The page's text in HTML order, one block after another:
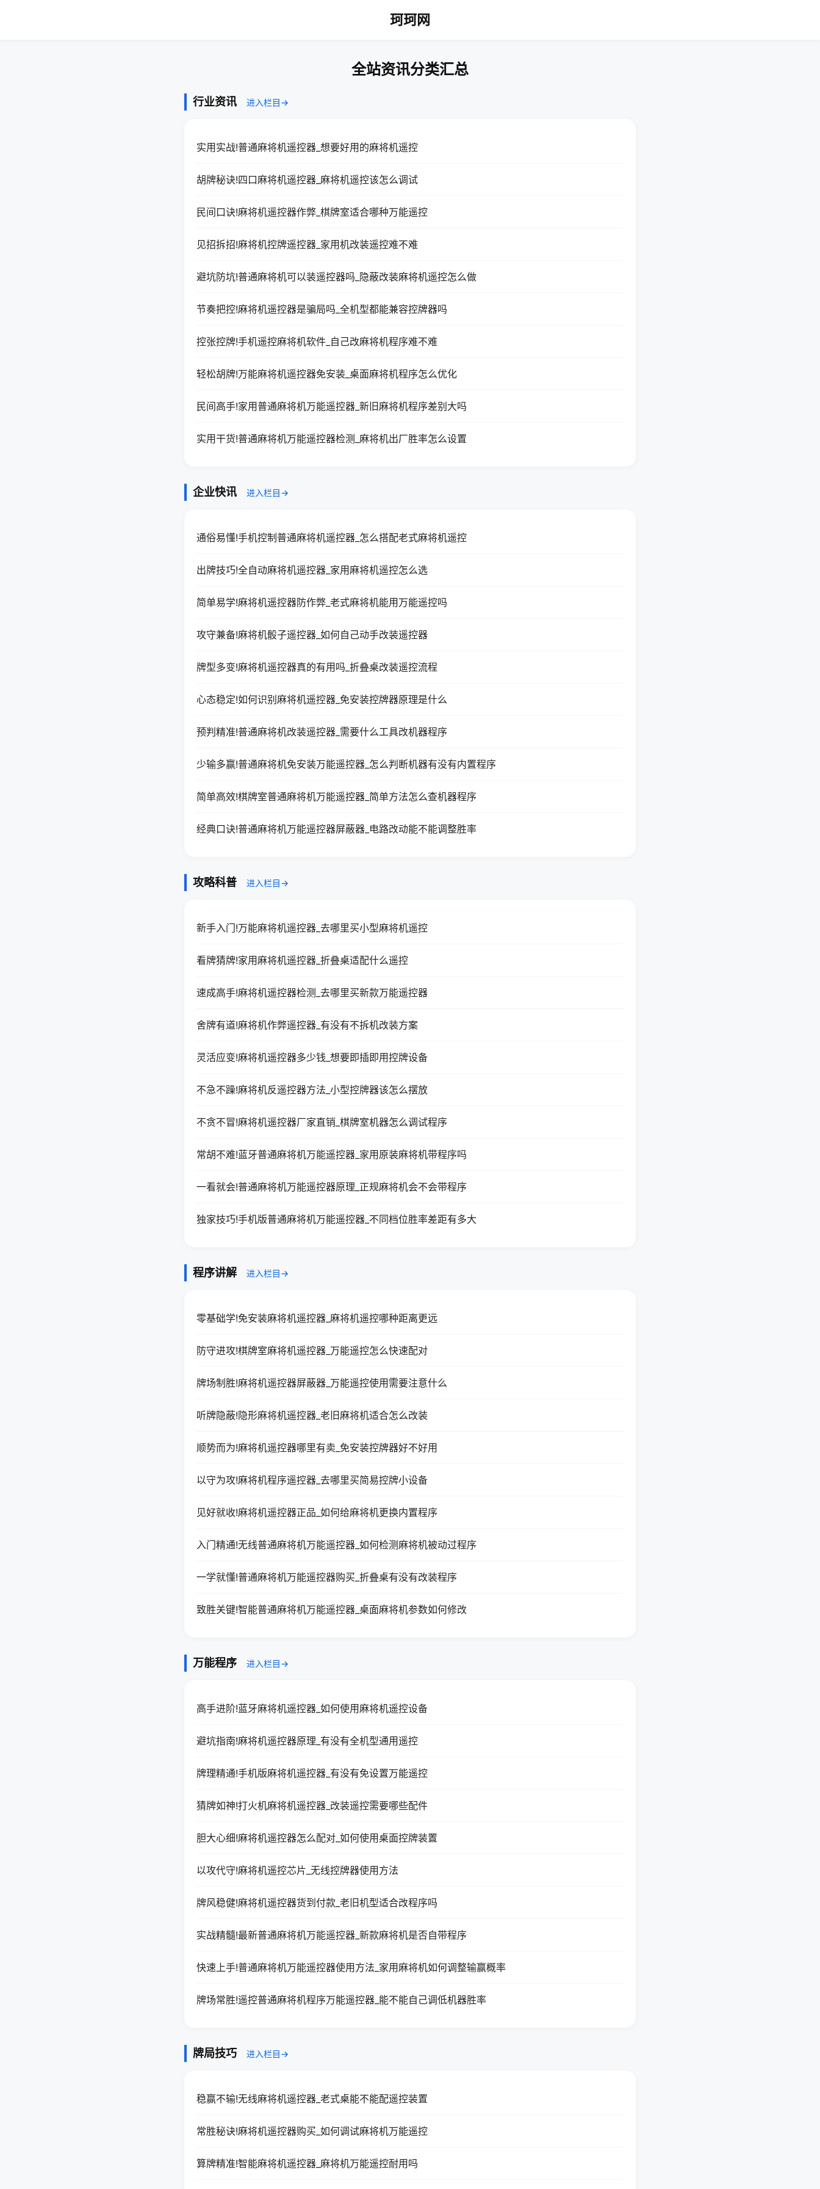
珂珂网
全站资讯分类汇总
行业资讯 进入栏目→
实用实战!普通麻将机遥控器_想要好用的麻将机遥控
胡牌秘诀!四口麻将机遥控器_麻将机遥控该怎么调试
民间口诀!麻将机遥控器作弊_棋牌室适合哪种万能遥控
见招拆招!麻将机控牌遥控器_家用机改装遥控难不难
避坑防坑!普通麻将机可以装遥控器吗_隐蔽改装麻将机遥控怎么做
节奏把控!麻将机遥控器是骗局吗_全机型都能兼容控牌器吗
控张控牌!手机遥控麻将机软件_自己改麻将机程序难不难
轻松胡牌!万能麻将机遥控器免安装_桌面麻将机程序怎么优化
民间高手!家用普通麻将机万能遥控器_新旧麻将机程序差别大吗
实用干货!普通麻将机万能遥控器检测_麻将机出厂胜率怎么设置
企业快讯 进入栏目→
通俗易懂!手机控制普通麻将机遥控器_怎么搭配老式麻将机遥控
出牌技巧!全自动麻将机遥控器_家用麻将机遥控怎么选
简单易学!麻将机遥控器防作弊_老式麻将机能用万能遥控吗
攻守兼备!麻将机骰子遥控器_如何自己动手改装遥控器
牌型多变!麻将机遥控器真的有用吗_折叠桌改装遥控流程
心态稳定!如何识别麻将机遥控器_免安装控牌器原理是什么
预判精准!普通麻将机改装遥控器_需要什么工具改机器程序
少输多赢!普通麻将机免安装万能遥控器_怎么判断机器有没有内置程序
简单高效!棋牌室普通麻将机万能遥控器_简单方法怎么查机器程序
经典口诀!普通麻将机万能遥控器屏蔽器_电路改动能不能调整胜率
攻略科普 进入栏目→
新手入门!万能麻将机遥控器_去哪里买小型麻将机遥控
看牌猜牌!家用麻将机遥控器_折叠桌适配什么遥控
速成高手!麻将机遥控器检测_去哪里买新款万能遥控器
舍牌有道!麻将机作弊遥控器_有没有不拆机改装方案
灵活应变!麻将机遥控器多少钱_想要即插即用控牌设备
不急不躁!麻将机反遥控器方法_小型控牌器该怎么摆放
不贪不冒!麻将机遥控器厂家直销_棋牌室机器怎么调试程序
常胡不难!蓝牙普通麻将机万能遥控器_家用原装麻将机带程序吗
一看就会!普通麻将机万能遥控器原理_正规麻将机会不会带程序
独家技巧!手机版普通麻将机万能遥控器_不同档位胜率差距有多大
程序讲解 进入栏目→
零基础学!免安装麻将机遥控器_麻将机遥控哪种距离更远
防守进攻!棋牌室麻将机遥控器_万能遥控怎么快速配对
牌场制胜!麻将机遥控器屏蔽器_万能遥控使用需要注意什么
听牌隐蔽!隐形麻将机遥控器_老旧麻将机适合怎么改装
顺势而为!麻将机遥控器哪里有卖_免安装控牌器好不好用
以守为攻!麻将机程序遥控器_去哪里买简易控牌小设备
见好就收!麻将机遥控器正品_如何给麻将机更换内置程序
入门精通!无线普通麻将机万能遥控器_如何检测麻将机被动过程序
一学就懂!普通麻将机万能遥控器购买_折叠桌有没有改装程序
致胜关键!智能普通麻将机万能遥控器_桌面麻将机参数如何修改
万能程序 进入栏目→
高手进阶!蓝牙麻将机遥控器_如何使用麻将机遥控设备
避坑指南!麻将机遥控器原理_有没有全机型通用遥控
牌理精通!手机版麻将机遥控器_有没有免设置万能遥控
猜牌如神!打火机麻将机遥控器_改装遥控需要哪些配件
胆大心细!麻将机遥控器怎么配对_如何使用桌面控牌装置
以攻代守!麻将机遥控芯片_无线控牌器使用方法
牌风稳健!麻将机遥控器货到付款_老旧机型适合改程序吗
实战精髓!最新普通麻将机万能遥控器_新款麻将机是否自带程序
快速上手!普通麻将机万能遥控器使用方法_家用麻将机如何调整输赢概率
牌场常胜!遥控普通麻将机程序万能遥控器_能不能自己调低机器胜率
牌局技巧 进入栏目→
稳赢不输!无线麻将机遥控器_老式桌能不能配遥控装置
常胜秘诀!麻将机遥控器购买_如何调试麻将机万能遥控
算牌精准!智能麻将机遥控器_麻将机万能遥控耐用吗